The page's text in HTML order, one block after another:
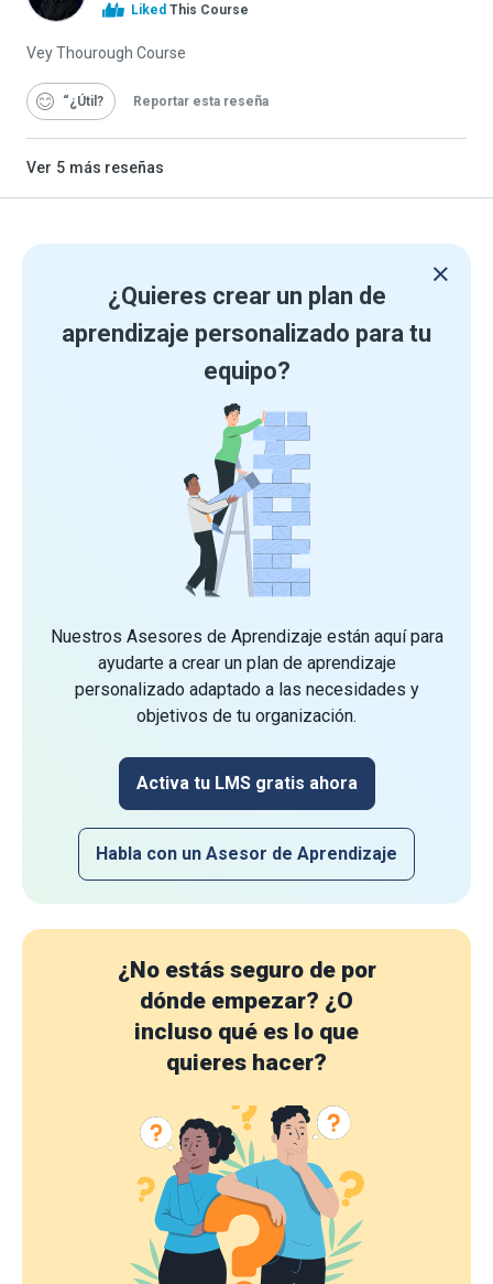
Liked This Course
Vey Thourough Course
“¿Útil Reportar esta reseña
Ver 5 más reseñas
¿Quieres crear un plan de
aprendizaje personalizado para tu
equipo?
Nuestros Asesores de Aprendizaje están aquí para
ayudarte a crear un plan de aprendizaje
personalizado adaptado a las necesidades y
objetivos de tu organización.
Activa tu LMS gratis ahora
Habla con un Asesor de Aprendizaje
¿No estás seguro de por
dónde empezar? ¿O
incluso qué es lo que
quieres hacer?